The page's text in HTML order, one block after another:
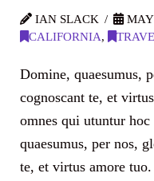
IAN SLACK
CALIFORNIA,
Domine, quaesumus,
cognoscant te, et
omnes qui utuntur
quaesumus, per nos,
te, et virtus amore